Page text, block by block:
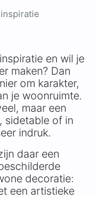
en wil je
maken? Dan
om karakter,
je woonruimte.
maar een
sidetable of in
indruk.
daar een
decoratie:
een artistieke